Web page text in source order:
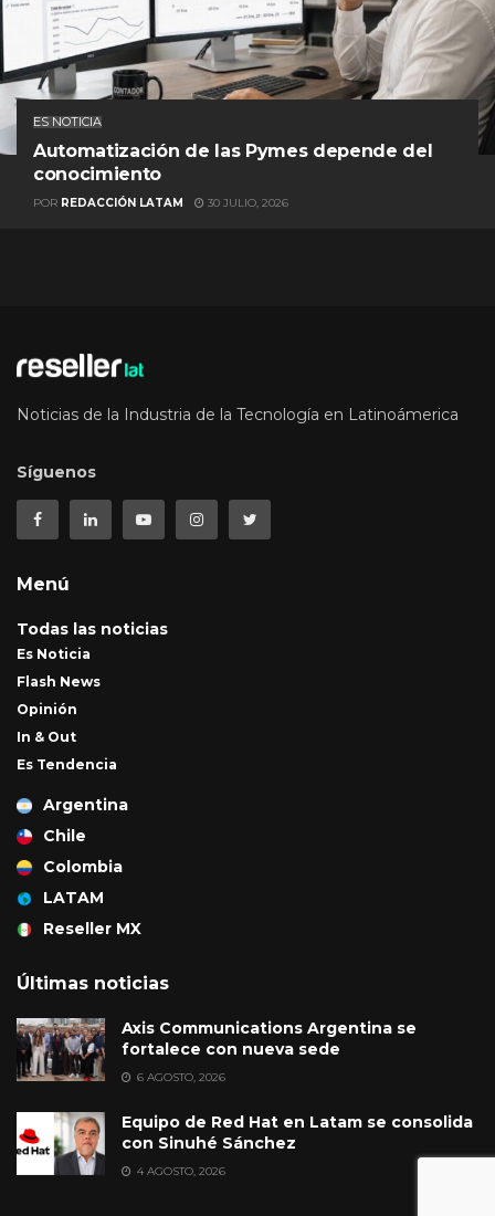
ES NOTICIA
Automatización de las Pymes depende del
conocimiento
POR REDACCIÓN LATAM 30 JULIO, 2026
Noticias de la Industria de la Tecnología en Latinoámerica
Síguenos
Menú
Todas las noticias
Es Noticia
Flash News
Opinión
In & Out
Es Tendencia
Argentina
Chile
Colombia
LATAM
Reseller MX
Últimas noticias
Axis Communications Argentina se
fortalece con nueva sede
6 AGOSTO, 2026
Equipo de Red Hat en Latam se consolida
con Sinuhé Sánchez
4 AGOSTO, 2026